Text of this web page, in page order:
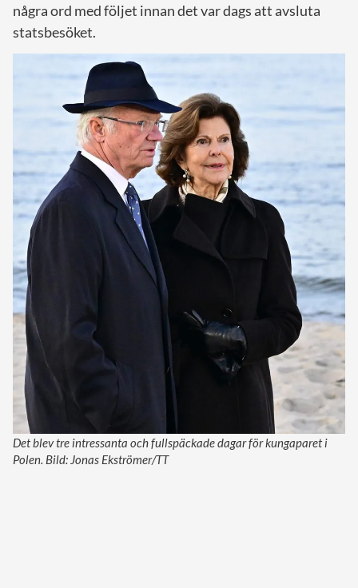
några ord med följet innan det var dags att avsluta
statsbesöket.
Det blev tre intressanta och fullspäckade dagar för kungaparet i
Polen. Bild: Jonas Ekströmer/TT